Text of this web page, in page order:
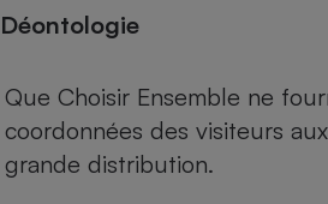
Déontologie
Que Choisir Ensemble ne
coordonnées des visiteurs
grande distribution.